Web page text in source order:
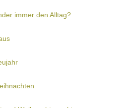
immer den Alltag?